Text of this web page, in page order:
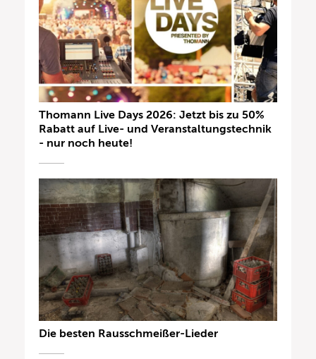
Thomann Live Days 2026: Jetzt bis zu 50%
Rabatt auf Live- und Veranstaltungstechnik
- nur noch heute!
Die besten Rausschmeißer-Lieder